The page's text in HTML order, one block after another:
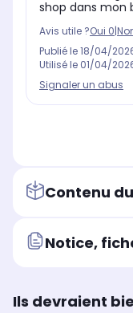
shop dans mon
Avis utile ?Oui 0|
Publié le18/04/
Utilisé le 01/04/
Signaler un abus
Contenu
Notice,
Ils devraient